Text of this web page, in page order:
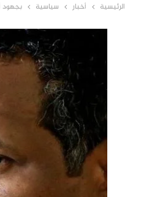
الرئيسية أخبار سياسية بجهود